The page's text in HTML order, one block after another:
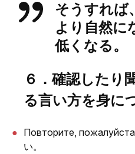
そうすれば
より自然に
低くなる。
６．確認したり
る言い方を身に
Повторите,
い。